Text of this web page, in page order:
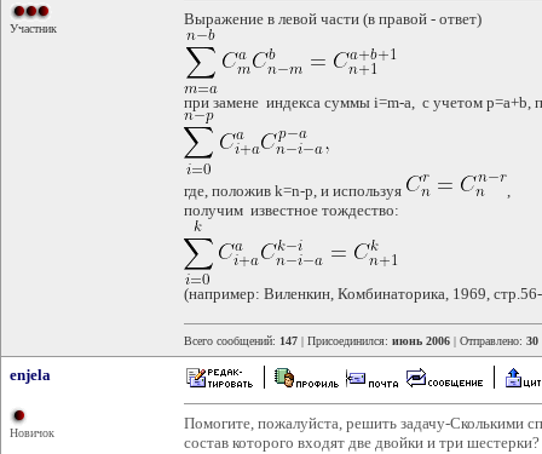
Участник
Выражение в левой части (в правой - ответ)
при замене индекса суммы i=m-a, с учетом p=a+b,
где, положив k=n-p, и используя
,
получим известное тождество:
(например: Виленкин, Комбинаторика, 1969,
Всего сообщений: 147 | Присоединился: июнь 2006 | Отправлено: 30
enjela
Новичок
Помогите, пожалуйста, решить задачу-Сколькими
состав которого входят две двойки и три шестерки?